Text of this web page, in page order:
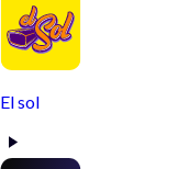
El sol